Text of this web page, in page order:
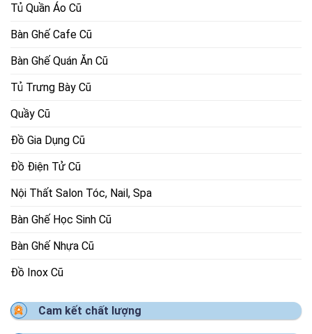
Tủ Quần Áo Cũ
Bàn Ghế Cafe Cũ
Bàn Ghế Quán Ăn Cũ
Tủ Trưng Bày Cũ
Quầy Cũ
Đồ Gia Dụng Cũ
Đồ Điện Tử Cũ
Nội Thất Salon Tóc, Nail, Spa
Bàn Ghế Học Sinh Cũ
Bàn Ghế Nhựa Cũ
Đồ Inox Cũ
Cam kết chất lượng